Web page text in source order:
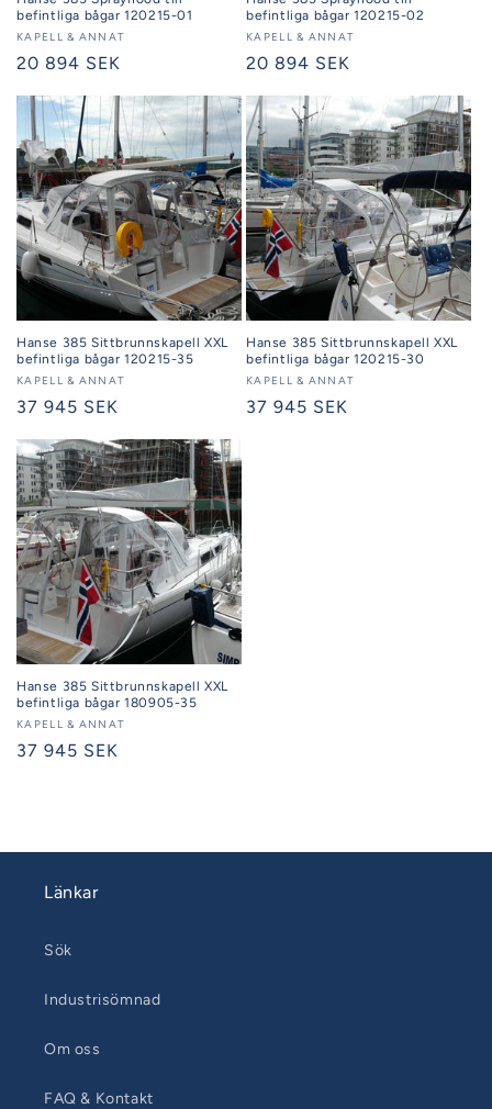
befintliga bågar 120215-01
Säljare:
KAPELL & ANNAT
Ordinarie
20 894 SEK
befintliga bågar 120215-02
Säljare:
KAPELL & ANNAT
Ordinarie
20 894 SEK
Hanse 385 Sittbrunnskapell XXL
befintliga bågar 120215-35
Säljare:
KAPELL & ANNAT
Ordinarie
37 945 SEK
Hanse 385 Sittbrunnskapell XXL
befintliga bågar 120215-30
Säljare:
KAPELL & ANNAT
Ordinarie
37 945 SEK
Hanse 385 Sittbrunnskapell XXL
befintliga bågar 180905-35
Säljare:
KAPELL & ANNAT
Ordinarie
37 945 SEK
Länkar
Sök
Industrisömnad
Om oss
FAQ & Kontakt